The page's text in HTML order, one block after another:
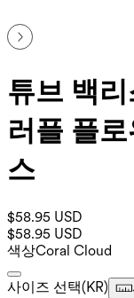
튜브 백
러플 플
스
$58.95 USD
$58.95 USD
색상Coral Cloud
사이즈 선택(KR)